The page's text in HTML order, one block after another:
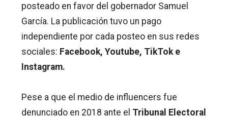
posteado en favor del gobernador Samuel
García. La publicación tuvo un pago
independiente por cada posteo en sus redes
sociales: Facebook, Youtube, TikTok e
Instagram.
Pese a que el medio de influencers fue
denunciado en 2018 ante el Tribunal Electoral